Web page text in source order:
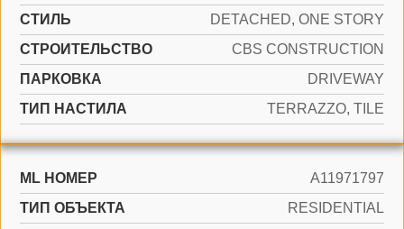
СТИЛЬ
DETACHED, ONE STORY
CТРОИТЕЛЬСТВО
CBS CONSTRUCTION
ПАРКОВКА
DRIVEWAY
ТИП НАСТИЛА
TERRAZZO, TILE
ML НОМЕР
A11971797
ТИП ОБЪЕКТА
RESIDENTIAL